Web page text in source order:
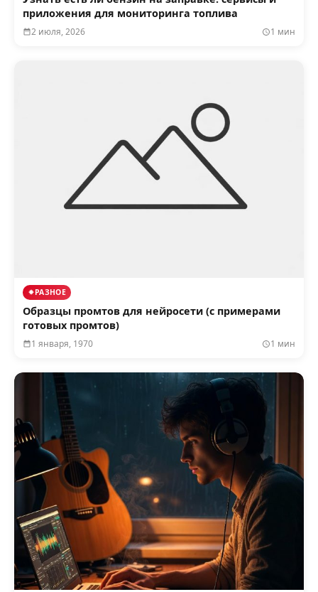
приложения для мониторинга топлива
2 июля, 2026 1 мин
РАЗНОЕ
Образцы промтов для нейросети (с примерами
готовых промтов)
1 января, 1970 1 мин